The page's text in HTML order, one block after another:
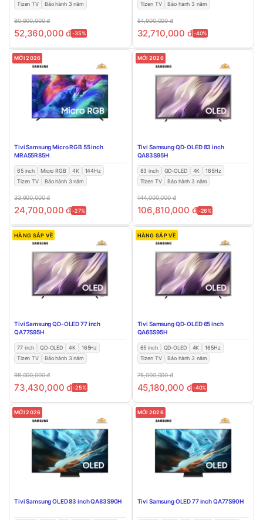
Tizen TV Bảo hành 3 năm
80,900,000đ
52,360,000đ-35%
Tizen TV Bảo hành 3 năm
54,900,000đ
32,710,000 đ-40%
MỚI 2026
Tivi Samsung Micro RGB 55 inch
MRA55R85H
65 inch Micro RGB 4K
144Hz
Tizen TV
Bảo hành 3 năm
33,900,000đ
24,700,000đ-27%
MỚI 2026
Tivi Samsung QD-OLED 83 inch
QA83S95H
83 inch QD-OLED 4K
165Hz
Tizen TV
Bảo hành 3 năm
144,000,000đ
106,810,000 đ -26%
HÀNG SẮP VỀ
Tivi Samsung QD-OLED 77 inch
QA77S95H
77 inch QD-OLED 4K
165Hz
Tizen TV
Bảo hành 3 năm
98,000,000đ
73,430,000đ-25%
HÀNG SẮP VỀ
Tivi Samsung QD-OLED 65 inch
QA65S95H
65 inch QD-OLED 4K
165Hz
Tizen TV
Bảo hành 3 năm
75,000,000đ
45,180,000 đ-40%
MỚI 2026
Tivi Samsung OLED 83 inch QA83S90H
MỚI 2026
Tivi Samsung OLED 77 inch QA77S90H